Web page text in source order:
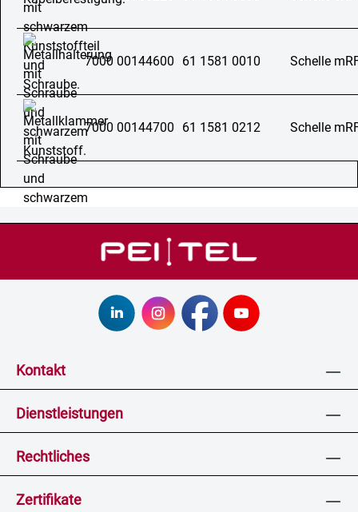
7000 00144600 61 1581 0010 Schelle
7000 00144700 61 1581 0212 Schelle
Kontakt
Dienstleistungen
Rechtliches
Zertifikate